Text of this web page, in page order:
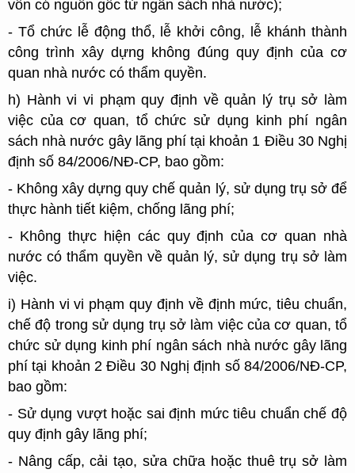
vốn có nguồn gốc từ ngân sách nhà nước);
- Tổ chức lễ động thổ, lễ khởi công, lễ khánh thành
công trình xây dựng không đúng quy định của cơ
quan nhà nước có thẩm quyền.
h) Hành vi vi phạm quy định về quản lý trụ sở làm
việc của cơ quan, tổ chức sử dụng kinh phí ngân
sách nhà nước gây lãng phí tại khoản 1 Điều 30 Nghị
định số 84/2006/NĐ-CP, bao gồm:
- Không xây dựng quy chế quản lý, sử dụng trụ sở để
thực hành tiết kiệm, chống lãng phí;
- Không thực hiện các quy định của cơ quan nhà
nước có thẩm quyền về quản lý, sử dụng trụ sở làm
việc.
i) Hành vi vi phạm quy định về định mức, tiêu chuẩn,
chế độ trong sử dụng trụ sở làm việc của cơ quan, tổ
chức sử dụng kinh phí ngân sách nhà nước gây lãng
phí tại khoản 2 Điều 30 Nghị định số 84/2006/NĐ-CP,
bao gồm:
- Sử dụng vượt hoặc sai định mức tiêu chuẩn chế độ
quy định gây lãng phí;
- Nâng cấp, cải tạo, sửa chữa hoặc thuê trụ sở làm